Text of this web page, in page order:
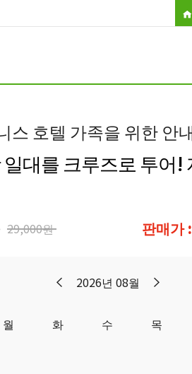
스 호텔 가족을 위한 안
대를 크루즈로 투어!
29,000원 판매가
2026년 08월
월 화 수 목